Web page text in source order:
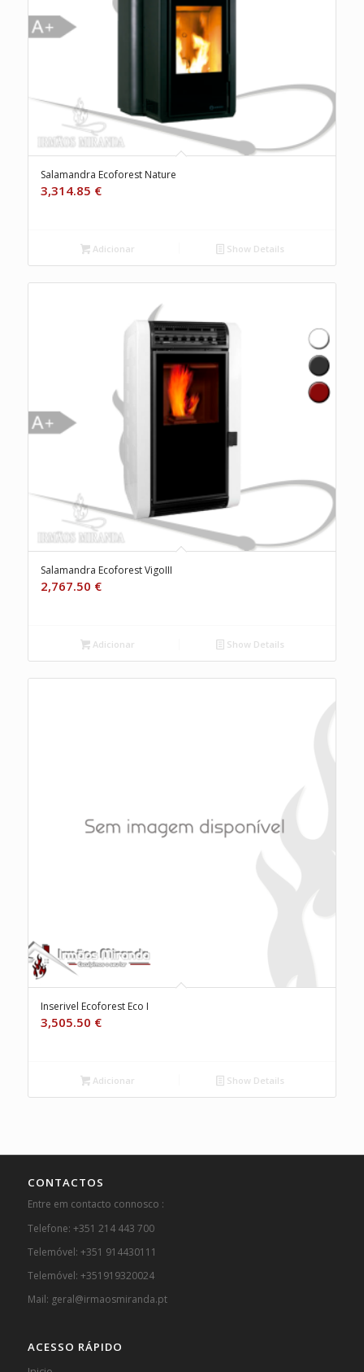
Salamandra Ecoforest Nature
3,314.85 €
Adicionar Show Details
Salamandra Ecoforest VigoIII
2,767.50 €
Adicionar Show Details
Inserivel Ecoforest Eco I
3,505.50 €
Adicionar Show Details
CONTACTOS
Entre em contacto connosco :
Telefone: +351 214 443 700
Telemóvel: +351 914430111
Telemóvel: +351919320024
Mail: geral@irmaosmiranda.pt
ACESSO RÁPIDO